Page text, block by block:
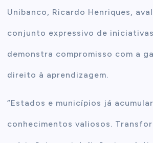
Unibanco, Ricardo Henriques,
conjunto expressivo de
demonstra compromisso com a
direito à aprendizagem.
“Estados e municípios já
conhecimentos valiosos.